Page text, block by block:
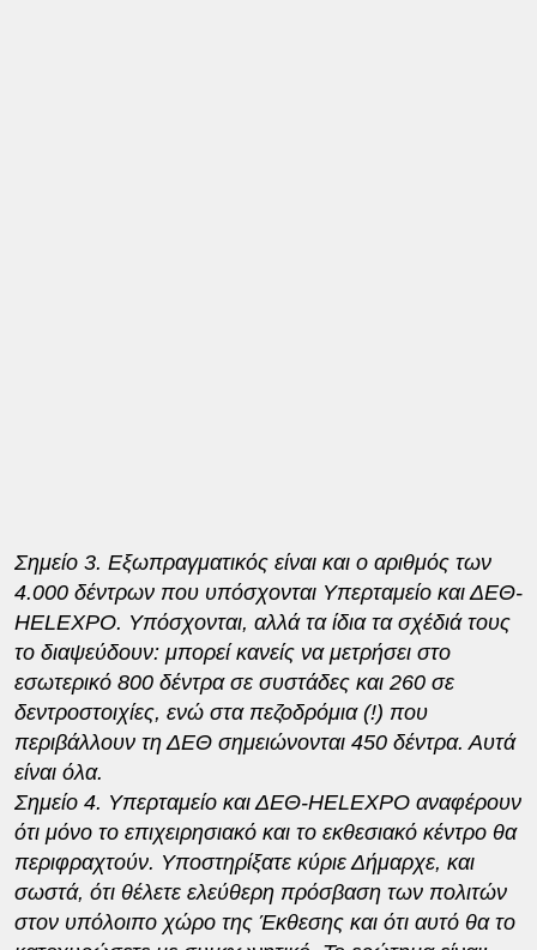
Σημείο 3. Εξωπραγματικός είναι και ο αριθμός των
4.000 δέντρων που υπόσχονται Υπερταμείο και ΔΕΘ-
HELEXPO. Υπόσχονται, αλλά τα ίδια τα σχέδιά τους
το διαψεύδουν: μπορεί κανείς να μετρήσει στο
εσωτερικό 800 δέντρα σε συστάδες και 260 σε
δεντροστοιχίες, ενώ στα πεζοδρόμια (!) που
περιβάλλουν τη ΔΕΘ σημειώνονται 450 δέντρα. Αυτά
είναι όλα.
Σημείο 4. Υπερταμείο και ΔΕΘ-HELEXPO αναφέρουν
ότι μόνο το επιχειρησιακό και το εκθεσιακό κέντρο θα
περιφραχτούν. Υποστηρίξατε κύριε Δήμαρχε, και
σωστά, ότι θέλετε ελεύθερη πρόσβαση των πολιτών
στον υπόλοιπο χώρο της Έκθεσης και ότι αυτό θα το